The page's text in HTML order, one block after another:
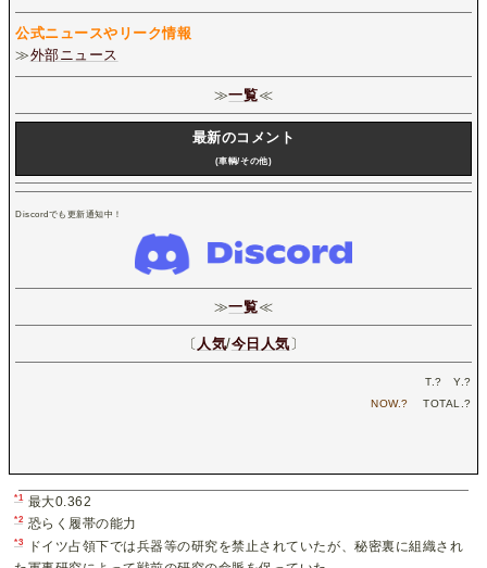
公式ニュースやリーク情報
≫外部ニュース
≫一覧≪
最新のコメント
(車輌/その他)
Discordでも更新通知中！
≫一覧≪
〔 人気/今日人気 〕
T.? Y.?
NOW.? TOTAL.?
*1 最大0.362
*2 恐らく履帯の能力
*3
ドイツ占領下では兵器等の研究を禁止されていたが、秘密裏に組織され